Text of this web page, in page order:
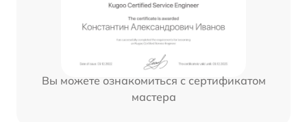
Вы можете ознакомиться с сертификатом
мастера